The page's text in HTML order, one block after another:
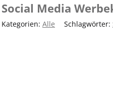
Social Media
Kategorien: Alle Schlagwörter: